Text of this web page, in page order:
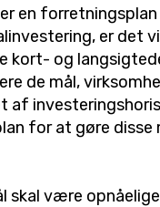
en
er det
kort- og
de mål,
af
for at gøre disse
skal være